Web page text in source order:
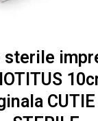
sterile